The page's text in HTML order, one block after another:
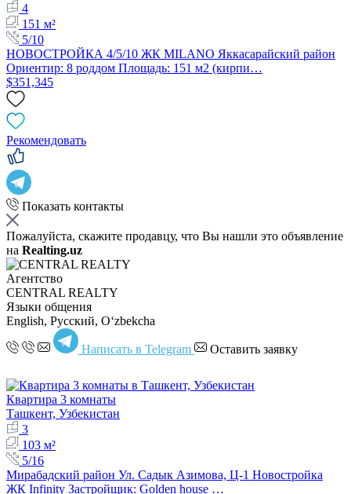
4
151 м²
5/10
НОВОСТРОЙКА 4/5/10 ЖК MILANO Яккасарайский район
Ориентир: 8 роддом Площадь: 151 м2 (кирпи…
$351,345
Рекомендовать
Показать контакты
Пожалуйста, скажите продавцу, что Вы нашли это объявление
на Realting.uz
Агентство
CENTRAL REALTY
Языки общения
English, Русский, Oʻzbekcha
Написать в Telegram Оставить заявку
Квартира 3 комнаты
Ташкент, Узбекистан
3
103 м²
5/16
Мирабадский район Ул. Садык Азимова, Ц-1 Новостройка
ЖК Infinity Застройщик: Golden house …